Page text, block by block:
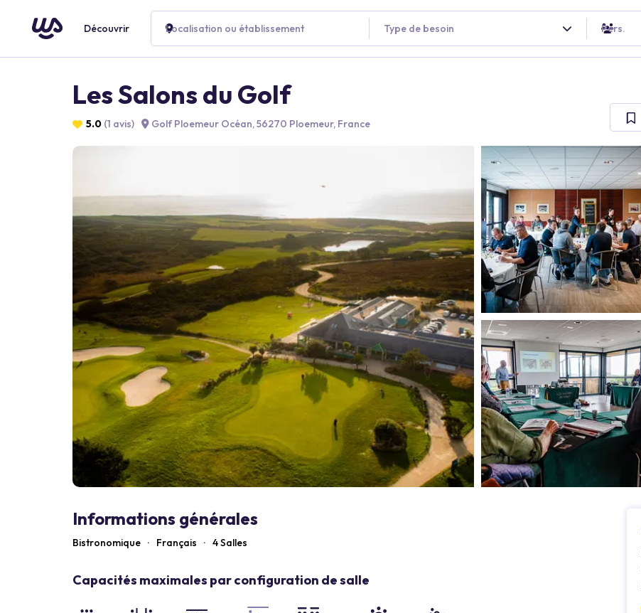
Découvrir Localisation ou établissement Type de besoin Pers.
Les Salons du Golf
5.0 (1 avis) Golf Ploemeur Océan, 56270 Ploemeur, France
Informations générales
Bistronomique · Français · 4 Salles
Capacités maximales par configuration de salle